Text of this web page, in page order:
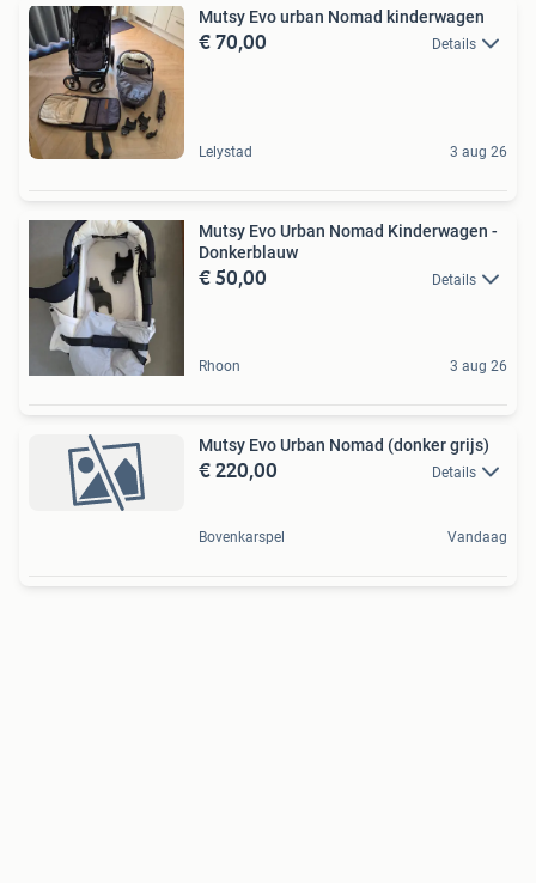
Mutsy Evo urban Nomad kinderwagen
€ 70,00 Details
Lelystad 3 aug 26
Mutsy Evo Urban Nomad Kinderwagen -
Donkerblauw
€ 50,00 Details
Rhoon 3 aug 26
Mutsy Evo Urban Nomad (donker grijs)
€ 220,00 Details
Bovenkarspel Vandaag